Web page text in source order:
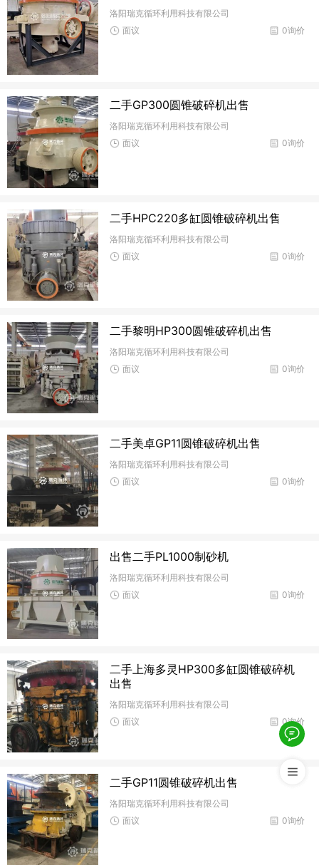
洛阳瑞克循环利用科技有限公司
0询价
面议
二手GP300圆锥破碎机出售
洛阳瑞克循环利用科技有限公司
0询价
面议
二手HPC220多缸圆锥破碎机出售
洛阳瑞克循环利用科技有限公司
0询价
面议
二手黎明HP300圆锥破碎机出售
洛阳瑞克循环利用科技有限公司
0询价
面议
二手美卓GP11圆锥破碎机出售
洛阳瑞克循环利用科技有限公司
0询价
面议
出售二手PL1000制砂机
洛阳瑞克循环利用科技有限公司
0询价
面议
二手上海多灵HP300多缸圆锥破碎机
出售
洛阳瑞克循环利用科技有限公司
0询价
面议
二手GP11圆锥破碎机出售
洛阳瑞克循环利用科技有限公司
0询价
面议